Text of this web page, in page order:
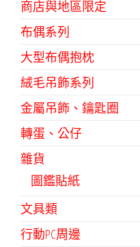
商店與地區限定
布偶系列
大型布偶抱枕
絨毛吊飾系列
金屬吊飾、鑰匙圈
轉蛋、公仔
雜貨
圖鑑貼紙
文具類
行動PC周邊